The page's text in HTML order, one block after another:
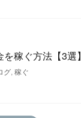
稼ぐ方法【3選】
グ, 稼ぐ